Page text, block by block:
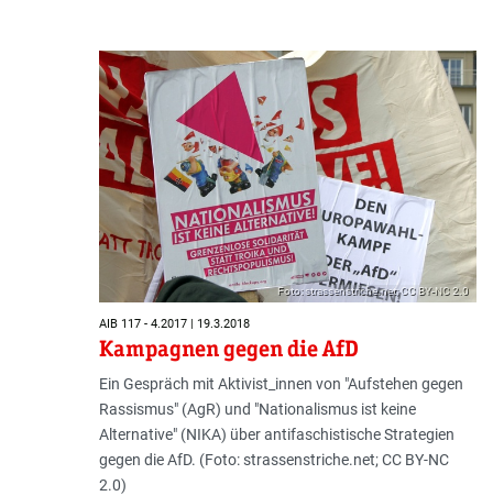
Foto: strassenstriche.net; CC BY-NC 2.0
AIB 117 - 4.2017 | 19.3.2018
Kampagnen gegen die AfD
Ein Gespräch mit Aktivist_innen von "Aufstehen gegen
Rassismus" (AgR) und "Nationalismus ist keine
Alternative" (NIKA) über antifaschistische Strategien
gegen die AfD. (Foto: strassenstriche.net; CC BY-NC
2.0)